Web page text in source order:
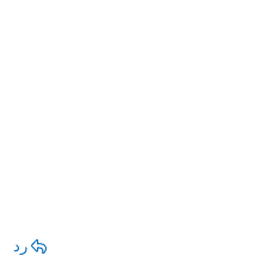
رد